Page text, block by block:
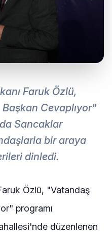
Faruk Özlü,
Cevaplıyor"
Sancaklar
bir araya
dinledi.
Özlü, "Vatandaş
programı
düzenlenen